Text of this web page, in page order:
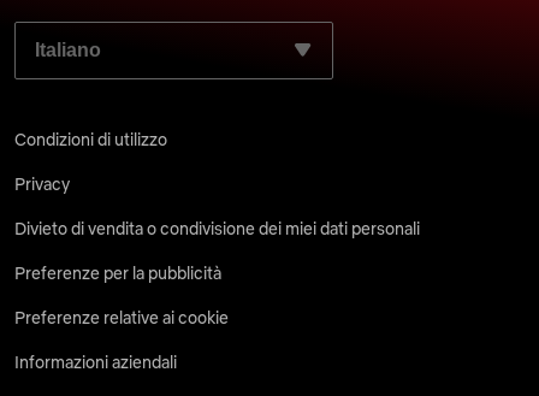
SELEZIONA LA LINGUA PREFERITA:
Condizioni di utilizzo
Privacy
Divieto di vendita o condivisione dei miei dati personali
Preferenze per la pubblicità
Preferenze relative ai cookie
Informazioni aziendali